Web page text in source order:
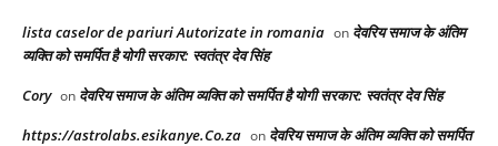
lista caselor de pariuri Autorizate in romania on देवरिय समाज के अंतिम
व्यक्ति को समर्पित है योगी सरकार: स्वतंत्र देव सिंह
Cory on देवरिय समाज के अंतिम व्यक्ति को समर्पित है योगी सरकार: स्वतंत्र देव सिंह
https://astrolabs.esikanye.Co.za on देवरिय समाज के अंतिम व्यक्ति को समर्पित